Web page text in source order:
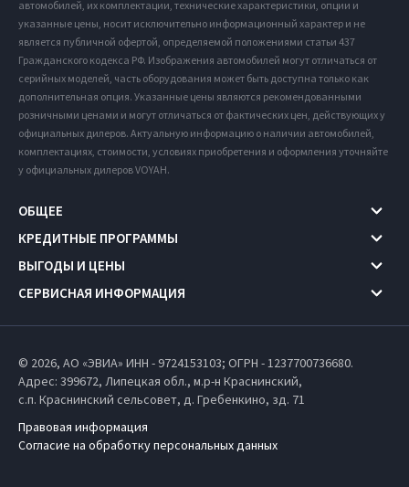
автомобилей, их комплектации, технические характеристики, опции и
указанные цены, носит исключительно информационный характер и не
является публичной офертой, определяемой положениями статьи 437
Гражданского кодекса РФ. Изображения автомобилей могут отличаться от
серийных моделей, часть оборудования может быть доступна только как
дополнительная опция. Указанные цены являются рекомендованными
розничными ценами и могут отличаться от фактических цен, действующих у
официальных дилеров. Актуальную информацию о наличии автомобилей,
комплектациях, стоимости, условиях приобретения и оформления уточняйте
у официальных дилеров VOYAH.
ОБЩЕЕ
КРЕДИТНЫЕ ПРОГРАММЫ
ВЫГОДЫ И ЦЕНЫ
СЕРВИСНАЯ ИНФОРМАЦИЯ
© 2026, АО «ЭВИА» ИНН - 9724153103; ОГРН - 1237700736680.
Адрес: 399672, Липецкая обл., м.р-н Краснинский,
с.п. Краснинский сельсовет, д. Гребенкино, зд. 71
Правовая информация
Согласие на обработку персональных данных